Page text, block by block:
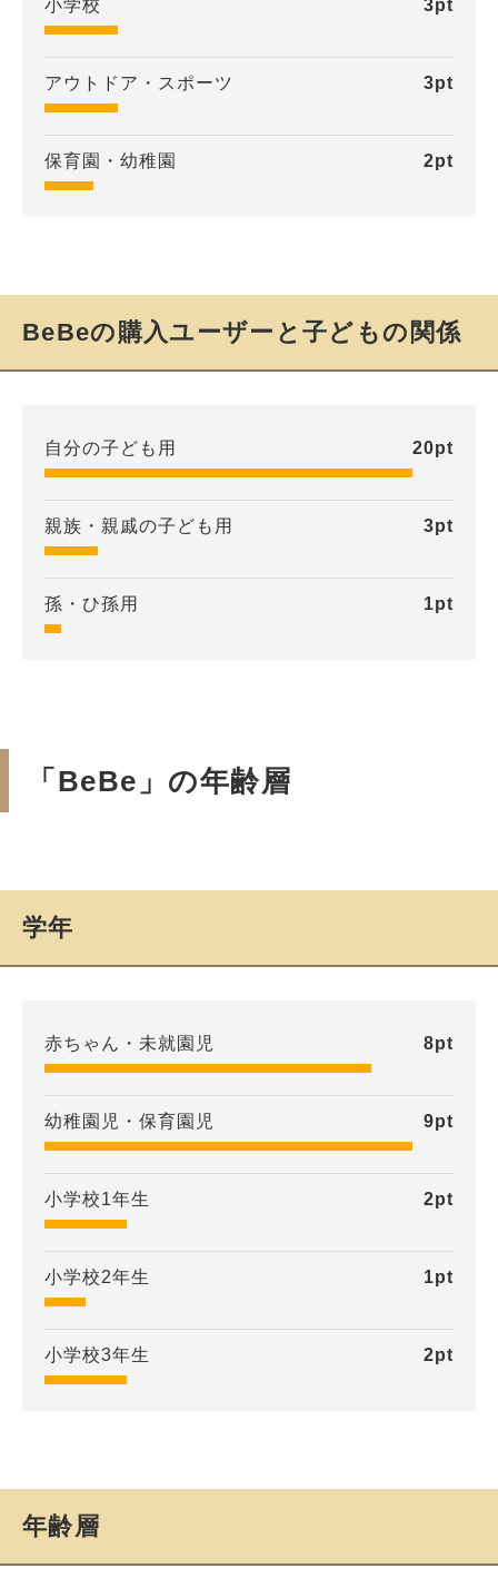
小学校 3pt
アウトドア・スポーツ 3pt
保育園・幼稚園 2pt
BeBeの購入ユーザーと子どもの関係
自分の子ども用 20pt
親族・親戚の子ども用 3pt
孫・ひ孫用 1pt
「BeBe」の年齢層
学年
赤ちゃん・未就園児 8pt
幼稚園児・保育園児 9pt
小学校1年生 2pt
小学校2年生 1pt
小学校3年生 2pt
年齢層